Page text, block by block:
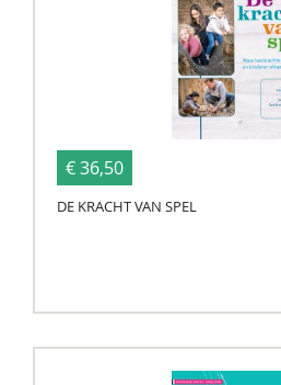
€ 36,50
DE KRACHT VAN SPEL